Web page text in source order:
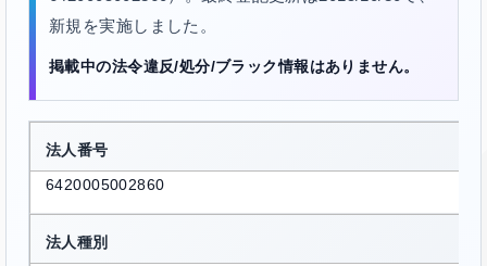
新規を実施しました。
掲載中の法令違反/処分/ブラック情報はありません。
法人番号
6420005002860
法人種別